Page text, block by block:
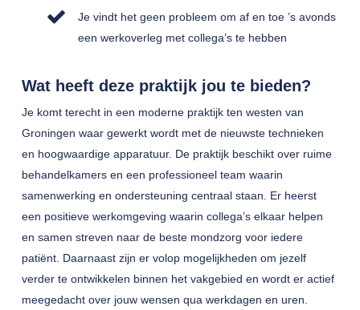
Je vindt het geen probleem om af en toe ’s avonds
een werkoverleg met collega’s te hebben
Wat heeft deze praktijk jou te bieden?
Je komt terecht in een moderne praktijk ten westen van
Groningen waar gewerkt wordt met de nieuwste technieken
en hoogwaardige apparatuur. De praktijk beschikt over ruime
behandelkamers en een professioneel team waarin
samenwerking en ondersteuning centraal staan. Er heerst
een positieve werkomgeving waarin collega’s elkaar helpen
en samen streven naar de beste mondzorg voor iedere
patiënt. Daarnaast zijn er volop mogelijkheden om jezelf
verder te ontwikkelen binnen het vakgebied en wordt er actief
meegedacht over jouw wensen qua werkdagen en uren.